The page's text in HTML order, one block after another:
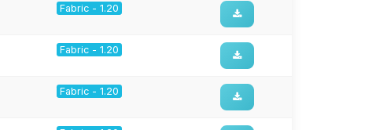
Fabric - 1.20
Fabric - 1.20
Fabric - 1.20